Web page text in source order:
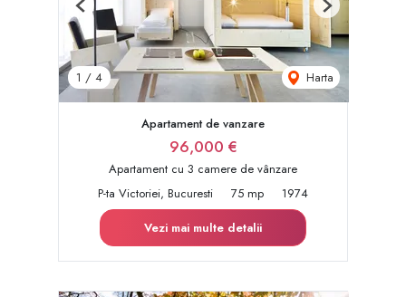
1 / 4 Harta
Previous Next
Apartament de vanzare
96,000 €
Apartament cu 3 camere de vânzare
P-ta Victoriei, Bucuresti
75 mp
1974
Vezi mai multe detalii